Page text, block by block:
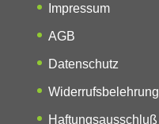
Impressum
AGB
Datenschutz
Widerrufsbelehrung
Haftungsausschluß